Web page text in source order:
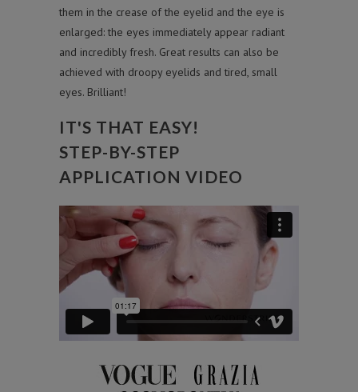
them in the crease of the eyelid and the eye is
enlarged: the eyes immediately appear radiant
and incredibly fresh. Great results can also be
achieved with droopy eyelids and tired, small
eyes. Brilliant!
IT'S THAT EASY!
STEP-BY-STEP
APPLICATION VIDEO